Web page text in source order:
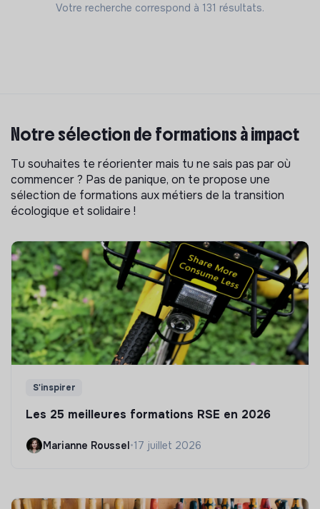
Votre recherche correspond à 131 résultats.
Notre sélection de formations à impact
Tu souhaites te réorienter mais tu ne sais pas par où
commencer ? Pas de panique, on te propose une
sélection de formations aux métiers de la transition
écologique et solidaire !
S'inspirer
Les 25 meilleures formations RSE en 2026
Marianne Roussel•17 juillet 2026